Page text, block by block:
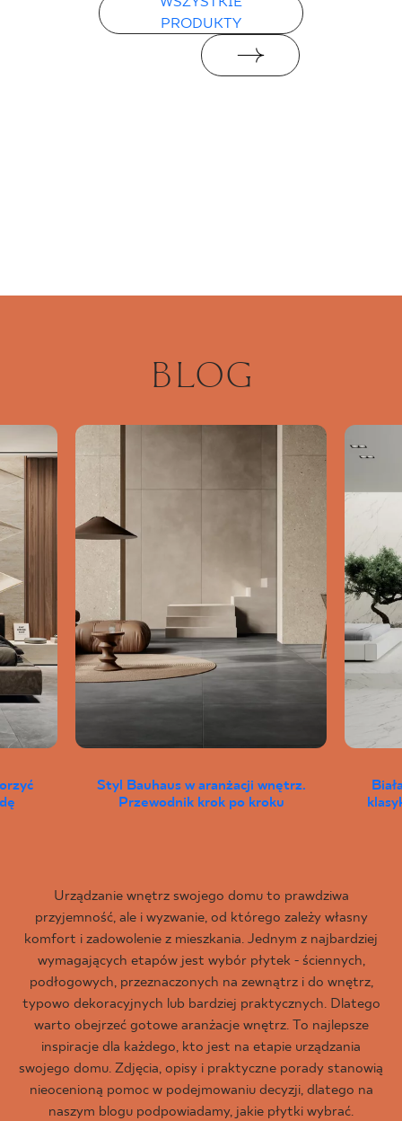
PRODUKTY
BLOG
Styl Bauhaus w aranżacji wnętrz.
Przewodnik krok po kroku
Urządzanie wnętrz swojego domu to prawdziwa
przyjemność, ale i wyzwanie, od którego zależy własny
komfort i zadowolenie z mieszkania. Jednym z najbardziej
wymagających etapów jest wybór płytek - ściennych,
podłogowych, przeznaczonych na zewnątrz i do wnętrz,
typowo dekoracyjnych lub bardziej praktycznych. Dlatego
warto obejrzeć gotowe aranżacje wnętrz. To najlepsze
inspiracje dla każdego, kto jest na etapie urządzania
swojego domu. Zdjęcia, opisy i praktyczne porady stanowią
nieocenioną pomoc w podejmowaniu decyzji, dlatego na
naszym blogu podpowiadamy, jakie płytki wybrać.